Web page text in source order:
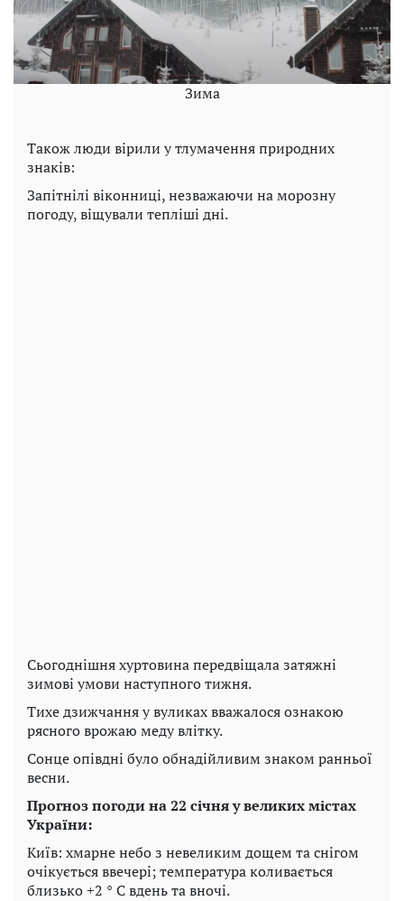
Зима
Також люди вірили у тлумачення природних
знаків:
Запітнілі віконниці, незважаючи на морозну
погоду, віщували тепліші дні.
Сьогоднішня хуртовина передвіщала затяжні
зимові умови наступного тижня.
Тихе дзижчання у вуликах вважалося ознакою
рясного врожаю меду влітку.
Сонце опівдні було обнадійливим знаком ранньої
весни.
Прогноз погоди на 22 січня у великих містах
України:
Київ: хмарне небо з невеликим дощем та снігом
очікується ввечері; температура коливається
близько +2 ° C вдень та вночі.